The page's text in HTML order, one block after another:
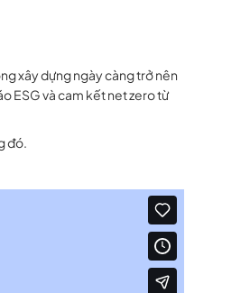
xây dựng ngày càng trở nên
ESG và cam kết net zero từ
đó.